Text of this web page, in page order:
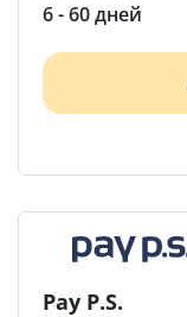
6 - 60 дней
Pay P.S.